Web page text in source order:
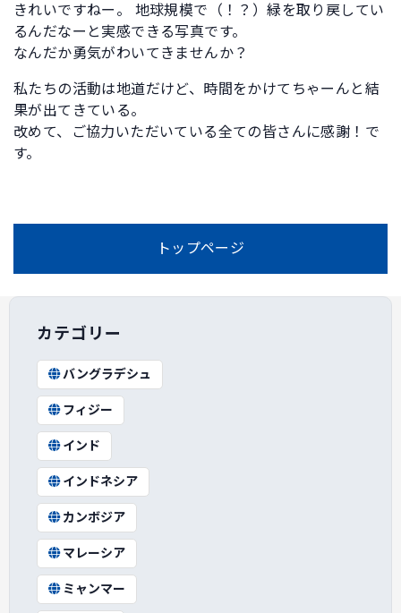
きれいですねー。 地球規模で（！？）緑を取り戻してい
るんだなーと実感できる写真です。
なんだか勇気がわいてきませんか？
私たちの活動は地道だけど、時間をかけてちゃーんと結
果が出てきている。
改めて、ご協力いただいている全ての皆さんに感謝！で
す。
トップページ
カテゴリー
バングラデシュ
フィジー
インド
インドネシア
カンボジア
マレーシア
ミャンマー